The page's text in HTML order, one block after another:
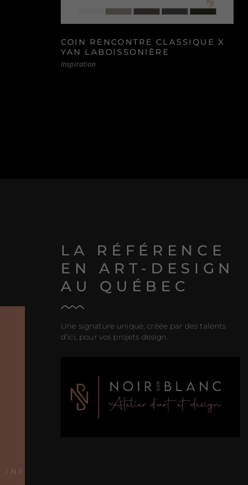
COIN RENCONTRE CLASSIQUE X
YAN LABOISSONIÈRE
Inspiration
LA RÉFÉRENCE
EN ART-DESIGN
AU QUÉBEC
Une signature unique, créée par des talents
d'ici, pour vos projets design.
INFOLETTRE